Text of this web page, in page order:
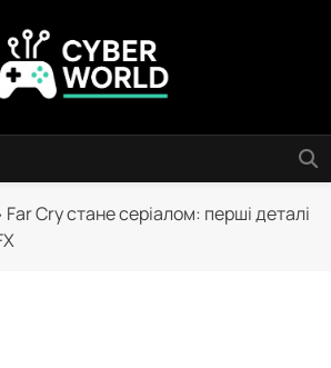
Сyber World
Far Cry стане серіалом: перші деталі